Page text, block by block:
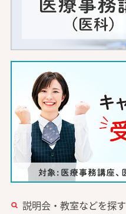
説明会・教室などを探す